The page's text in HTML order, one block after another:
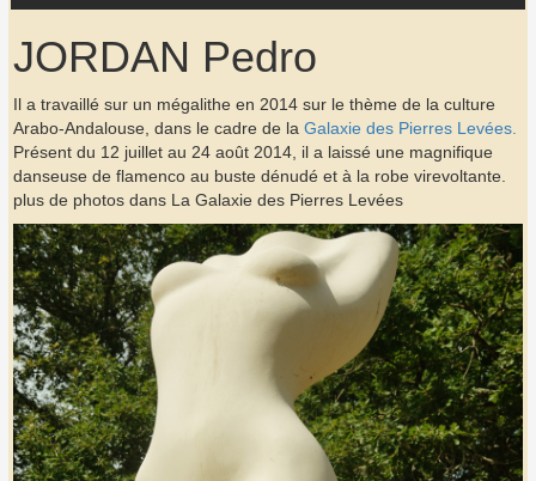
JORDAN Pedro
Il a travaillé sur un mégalithe en 2014 sur le thème de la culture
Arabo-Andalouse, dans le cadre de la Galaxie des Pierres Levées.
Présent du 12 juillet au 24 août 2014, il a laissé une magnifique
danseuse de flamenco au buste dénudé et à la robe virevoltante.
plus de photos dans La Galaxie des Pierres Levées